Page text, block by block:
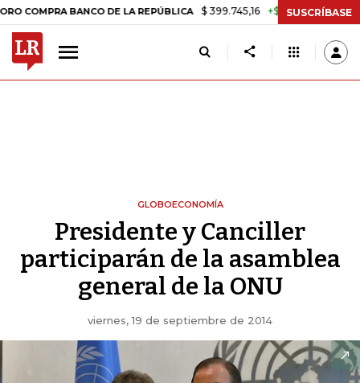
BANCO DE LA REPÚBLICA $ 399.745,16 +$ 2.295,71 +0,58%
SUSCRÍBASE
GLOBOECONOMÍA
Presidente y Canciller
participarán de la asamblea
general de la ONU
viernes, 19 de septiembre de 2014